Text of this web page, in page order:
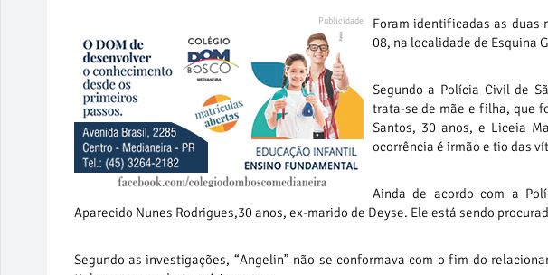
Foram identificadas as duas
08, na localidade de Esquina
Segundo a Polícia Civil de
trata-se de mãe e filha, que
Santos, 30 anos, e Liceia
ocorrência é irmão e tio das
Ainda de acordo com a
Aparecido Nunes Rodrigues,30 anos, ex-marido de Deyse. Ele está sendo
Segundo as investigações, “Angelin” não se conformava com o fim do